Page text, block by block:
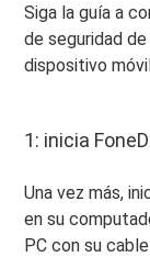
Siga la guía a
de seguridad
dispositivo
1: inicia
Una vez más,
en su
PC con su